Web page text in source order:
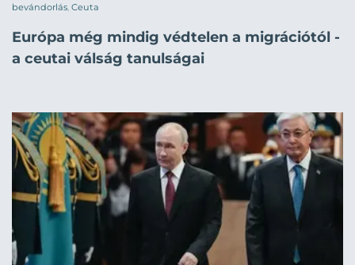
bevándorlás, Ceuta
Európa még mindig védtelen a migrációtól -
a ceutai válság tanulságai